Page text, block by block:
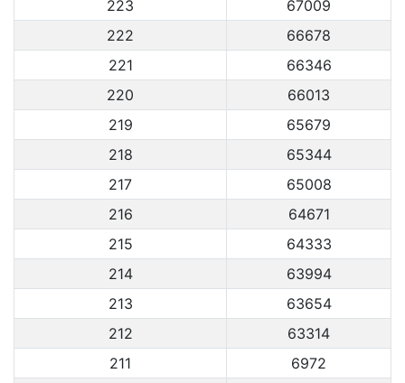
223
67009
222
66678
221
66346
220
66013
219
65679
218
65344
217
65008
216
64671
215
64333
214
63994
213
63654
212
63314
211
6972